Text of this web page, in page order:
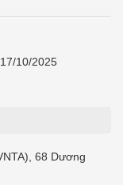
10/2025
68 Dương